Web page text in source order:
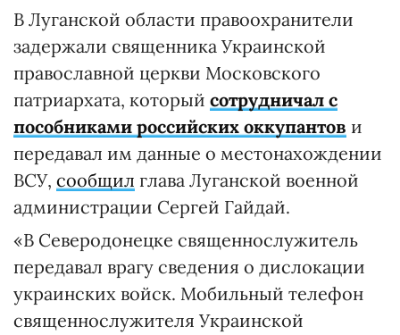
В Луганской области правоохранители
задержали священника Украинской
православной церкви Московского
патриархата, который сотрудничал с
пособниками российских оккупантов и
передавал им данные о местонахождении
ВСУ, сообщил глава Луганской военной
администрации Сергей Гайдай.
«В Северодонецке священнослужитель
передавал врагу сведения о дислокации
украинских войск. Мобильный телефон
священнослужителя Украинской